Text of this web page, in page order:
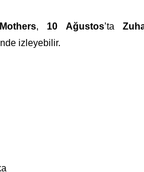
, 10 Ağustos’ta
izleyebilir.